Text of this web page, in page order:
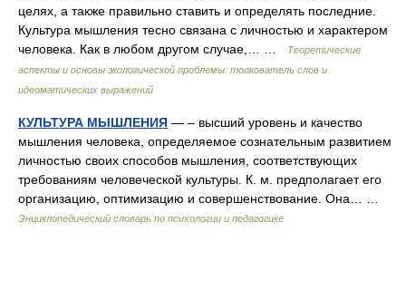
целях, а также правильно ставить и определять последние.
Культура мышления тесно связана с личностью и характером
человека. Как в любом другом случае,… …
Теоретические
аспекты и основы экологической проблемы: толкователь слов и
идеоматических выражений
КУЛЬТУРА МЫШЛЕНИЯ — – высший уровень и качество
мышления человека, определяемое сознательным развитием
личностью своих способов мышления, соответствующих
требованиям человеческой культуры. К. м. предполагает его
организацию, оптимизацию и совершенствование. Она… …
Энциклопедический словарь по психологии и педагогике